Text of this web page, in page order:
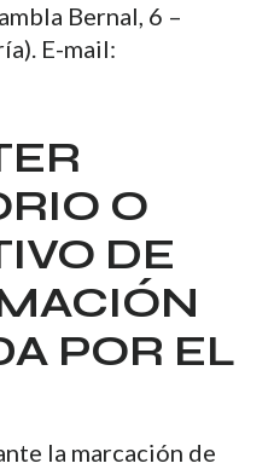
Bernal, 6 –
E-mail:
O
DE
POR EL
la marcación de